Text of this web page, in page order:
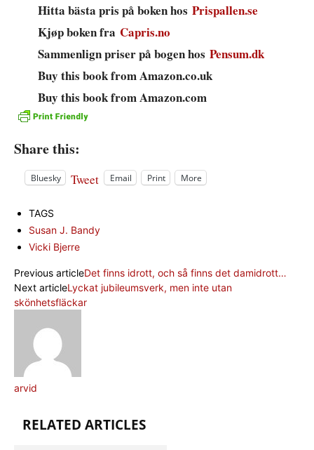
Hitta bästa pris på boken hos Prispallen.se
Kjøp boken fra Capris.no
Sammenlign priser på bogen hos Pensum.dk
Buy this book from Amazon.co.uk
Buy this book from Amazon.com
Share this:
Bluesky Tweet Email Print More
TAGS
Susan J. Bandy
Vicki Bjerre
Previous articleDet finns idrott, och så finns det damidrott…
Next articleLyckat jubileumsverk, men inte utan
skönhetsfläckar
arvid
RELATED ARTICLES